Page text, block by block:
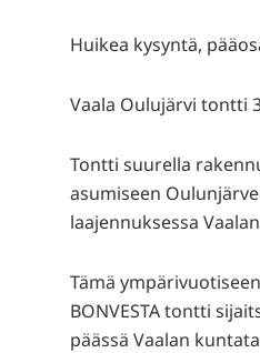
Huikea kysyntä,
Vaala Oulujärvi tontti
Tontti suurella
asumiseen
laajennuksessa
Tämä
BONVESTA tontti
päässä Vaalan